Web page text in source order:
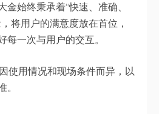
金始终秉承着“快速、准确、
将用户的满意度放在首位，
每一次与用户的交互。
使用情况和现场条件而异，以